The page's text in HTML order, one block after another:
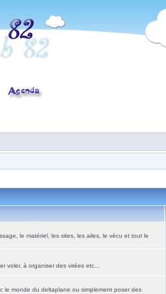
le matériel, les sites, les ailes, le vécu et tout le
voler, à organiser des virées etc...
le monde du deltaplane ou simplement poser des